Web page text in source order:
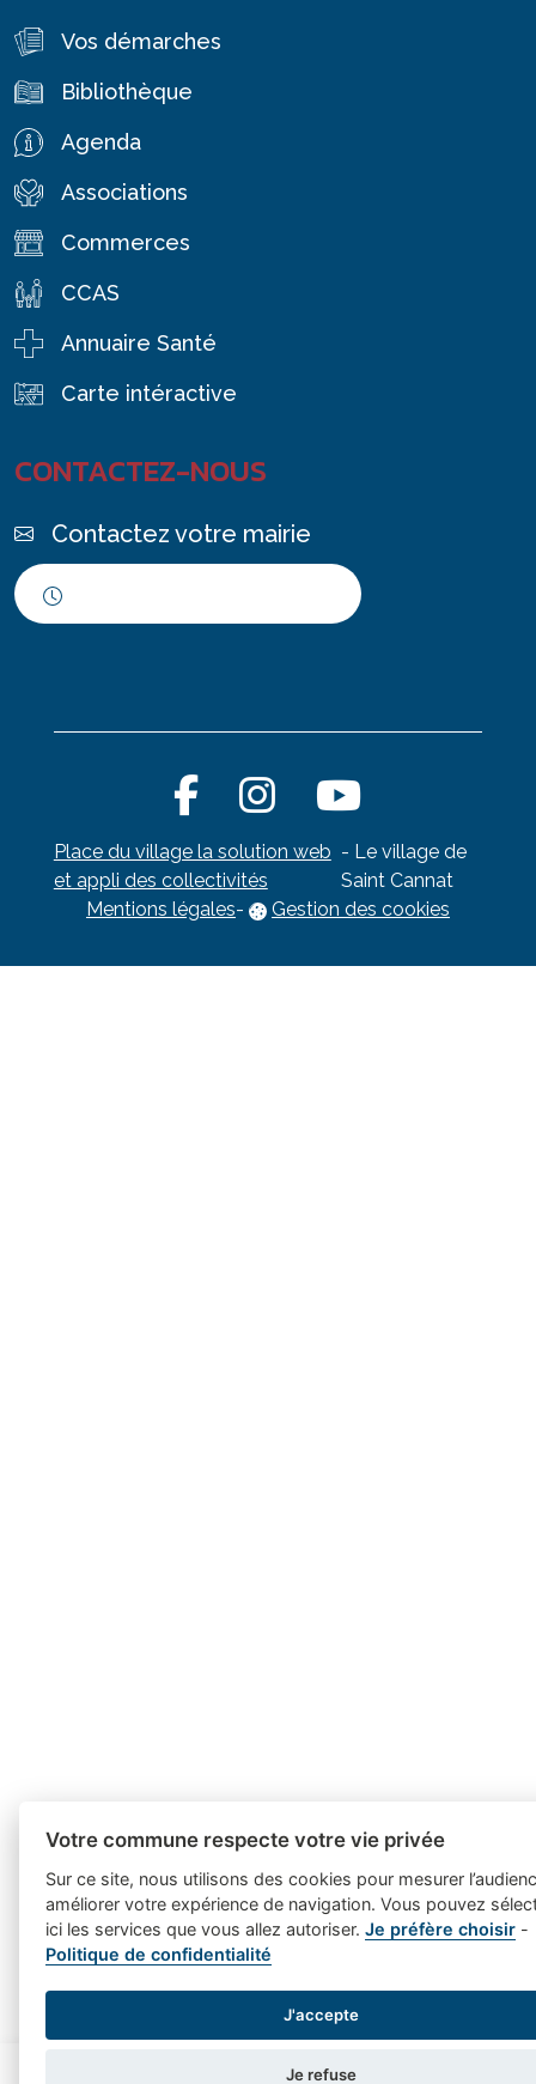
Vos démarches
Bibliothèque
Agenda
Associations
Commerces
CCAS
Annuaire Santé
Carte intéractive
CONTACTEZ-NOUS
Contactez votre mairie
Place du village la solution web
et appli des collectivités
- Le village de
Saint Cannat
Mentions légales- Gestion des cookies
Votre commune respecte votre vie privée
Sur ce site, nous utilisons des cookies pour mesurer
améliorer votre expérience de navigation. Vous pouvez
ici les services que vous allez autoriser.Je préfère choisir -
Politique de confidentialité
J'accepte
Je refuse